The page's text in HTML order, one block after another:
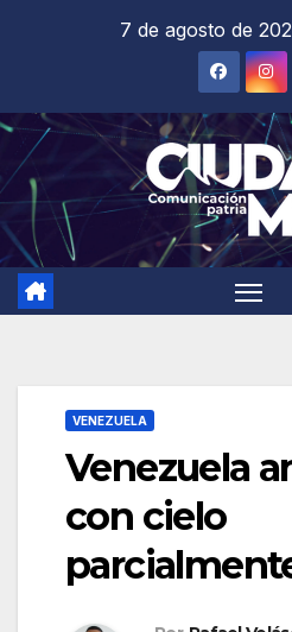
7 de agosto de
VENEZUELA
Venezuela
con cielo